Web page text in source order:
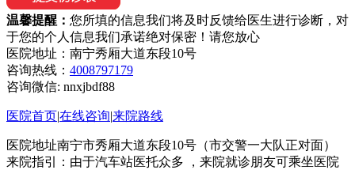
温馨提醒： 您所填的信息我们将及时反馈给医生进行诊断，对
于您的个人信息我们承诺绝对保密！请您放心
医院地址：南宁秀厢大道东段10号
咨询热线： 4008797179
咨询微信: nnxjbdf88
医院首页|在线咨询|来院路线
医院地址南宁市秀厢大道东段10号（市交警一大队正对面）
来院指引：由于汽车站医托众多 ，来院就诊朋友可乘坐医院